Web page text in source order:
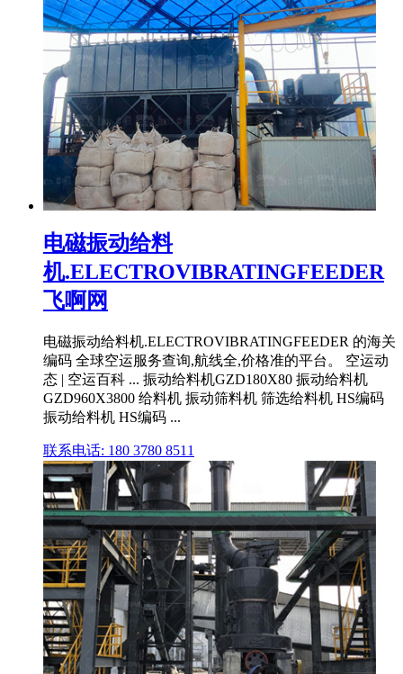
电磁振动给料
机.ELECTROVIBRATINGFEEDER
飞啊网
电磁振动给料机.ELECTROVIBRATINGFEEDER 的海关
编码 全球空运服务查询,航线全,价格准的平台。 空运动
态 | 空运百科 ... 振动给料机GZD180X80 振动给料机
GZD960X3800 给料机 振动筛料机 筛选给料机 HS编码
振动给料机 HS编码 ...
联系电话: 180 3780 8511